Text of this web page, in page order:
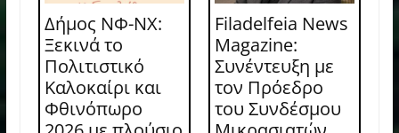
Δήμος ΝΦ-ΝΧ:
Ξεκινά το
Πολιτιστικό
Καλοκαίρι και
Φθινόπωρο
Filadelfeia News
Magazine:
Συνέντευξη με
τον Πρόεδρο
του Συνδέσμου